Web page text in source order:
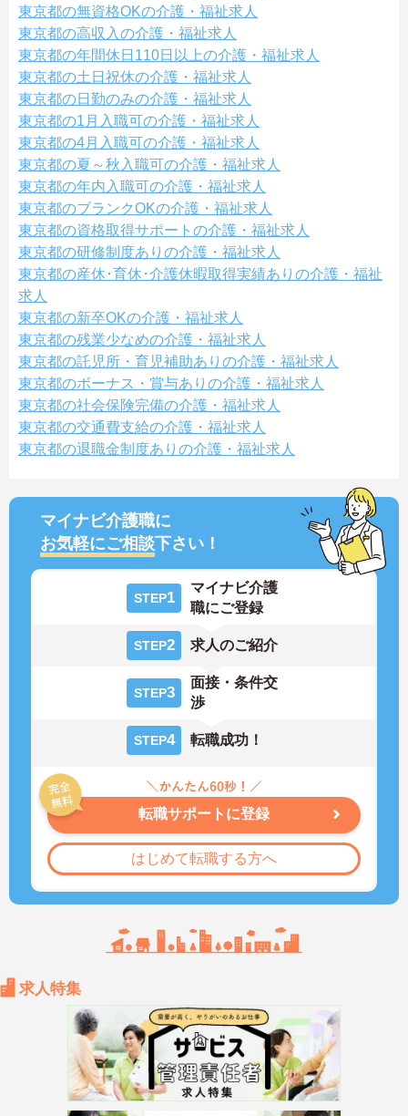
東京都の無資格OKの介護・福祉求人
東京都の高収入の介護・福祉求人
東京都の年間休日110日以上の介護・福祉求人
東京都の土日祝休の介護・福祉求人
東京都の日勤のみの介護・福祉求人
東京都の1月入職可の介護・福祉求人
東京都の4月入職可の介護・福祉求人
東京都の夏～秋入職可の介護・福祉求人
東京都の年内入職可の介護・福祉求人
東京都のブランクOKの介護・福祉求人
東京都の資格取得サポートの介護・福祉求人
東京都の研修制度ありの介護・福祉求人
東京都の産休･育休･介護休暇取得実績ありの介護・福祉
求人
東京都の新卒OKの介護・福祉求人
東京都の残業少なめの介護・福祉求人
東京都の託児所・育児補助ありの介護・福祉求人
東京都のボーナス・賞与ありの介護・福祉求人
東京都の社会保険完備の介護・福祉求人
東京都の交通費支給の介護・福祉求人
東京都の退職金制度ありの介護・福祉求人
マイナビ介護職に
お気軽にご相談下さい！
STEP1
マイナビ介護
職にご登録
STEP2 求人のご紹介
STEP3
面接・条件交
渉
STEP4 転職成功！
転職サポートに登録
はじめて転職する方へ
求人特集